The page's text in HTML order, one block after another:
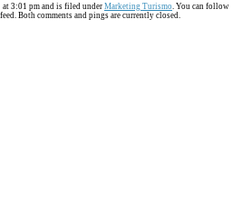
at 3:01 pm and is filed under Marketing Turismo . You can follow
feed. Both comments and pings are currently closed.